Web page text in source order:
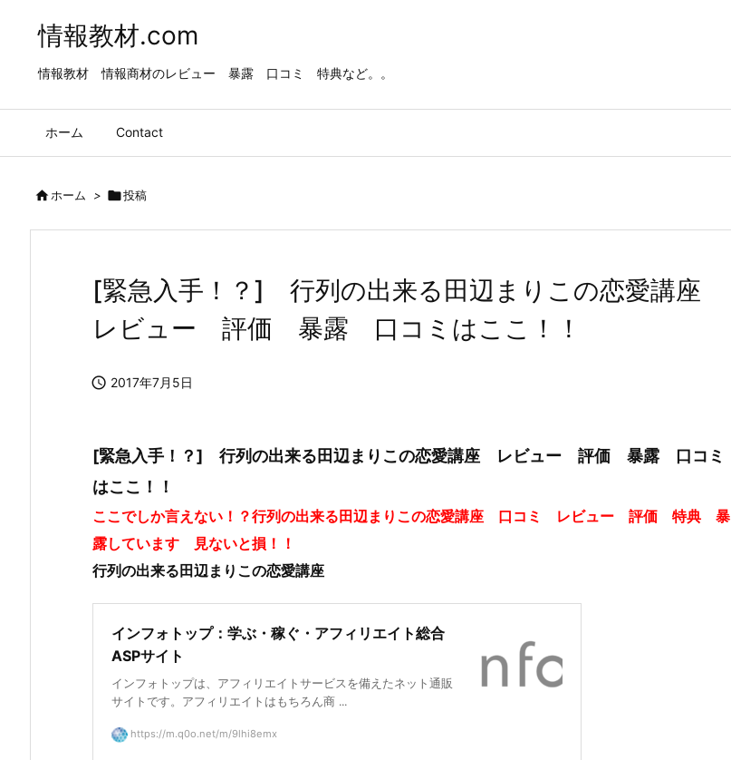
情報教材.com
情報教材 情報商材のレビュー 暴露 口コミ 特典など。。
ホーム Contact
ホーム > 投稿
[緊急入手！？] 行列の出来る田辺まりこの恋愛講座
レビュー 評価 暴露 口コミはここ！！
 2017年7月5日
[緊急入手！？] 行列の出来る田辺まりこの恋愛講座 レビュー 評価 暴露 口コミ
はここ！！
ここでしか言えない！？行列の出来る田辺まりこの恋愛講座 口コミ レビュー 評価 特典 暴
露しています 見ないと損！！
行列の出来る田辺まりこの恋愛講座
インフォトップ：学ぶ・稼ぐ・アフィリエイト総合
ASPサイト
インフォトップは、アフィリエイトサービスを備えたネット通販
サイトです。アフィリエイトはもちろん商 ...
https://m.q0o.net/m/9lhi8emx